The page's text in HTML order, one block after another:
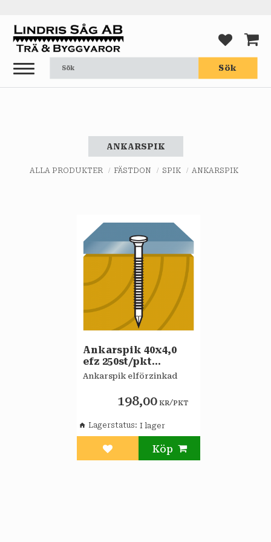
Meny
Sök
ANKARSPIK
ALLA PRODUKTER FÄSTDON SPIK ANKARSPIK
Ankarspik 40x4,0
efz 250st/pkt
GUNNEBO
Ankarspik elförzinkad
198,00 KR/PKT
Lägg till i favoriter
Lagerstatus